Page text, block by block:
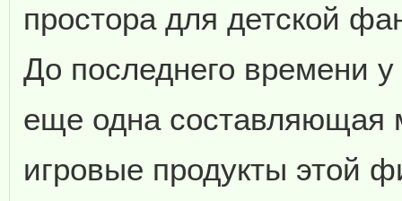
простора для детской
До последнего времени
еще одна составляющая
игровые продукты этой